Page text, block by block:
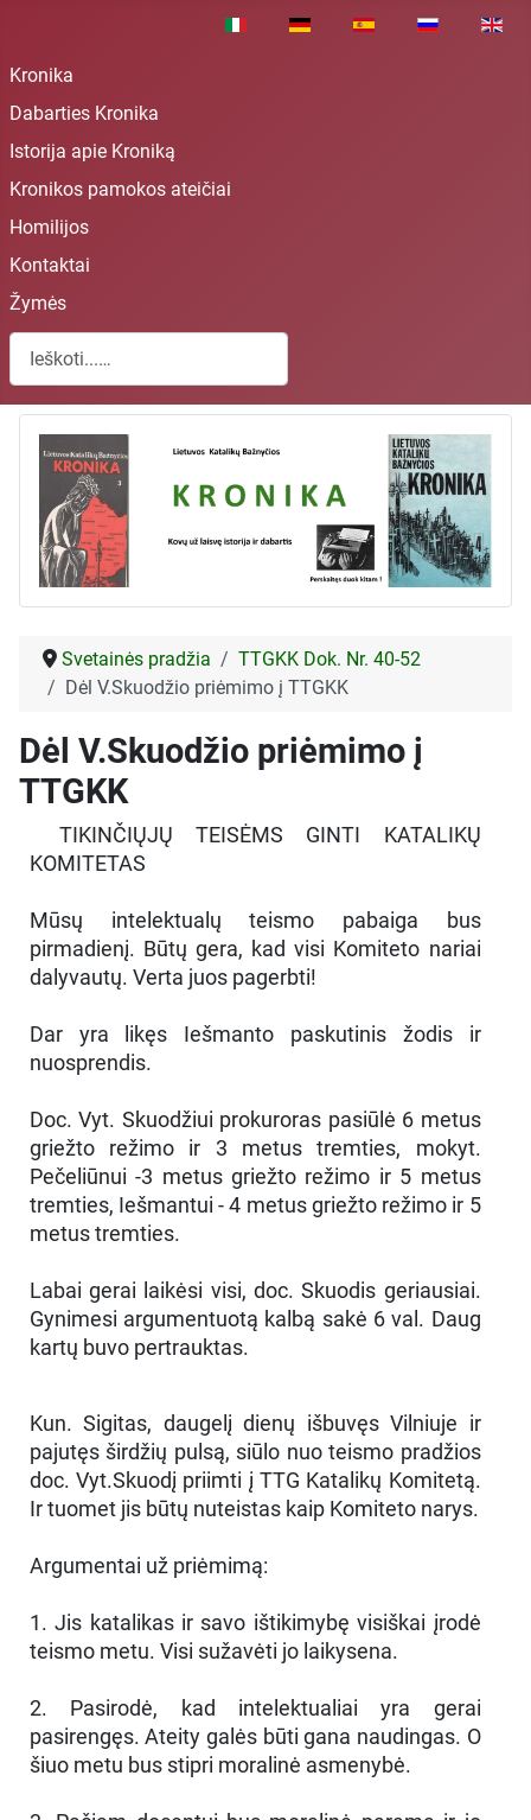
Pasirinkite savo kalbą
Kronika
Dabarties Kronika
Istorija apie Kroniką
Kronikos pamokos ateičiai
Homilijos
Kontaktai
Žymės
Paieška
Svetainės pradžia
TTGKK Dok. Nr. 40-52
Dėl V.Skuodžio priėmimo į TTGKK
Dėl V.Skuodžio priėmimo į
TTGKK
TIKINČIŲJŲ TEISĖMS GINTI KATALIKŲ
KOMITETAS
Mūsų intelektualų teismo pabaiga bus
pirmadienį. Būtų gera, kad visi Komiteto nariai
dalyvautų. Verta juos pagerbti!
Dar yra likęs Iešmanto paskutinis žodis ir
nuosprendis.
Doc. Vyt. Skuodžiui prokuroras pasiūlė 6 metus
griežto režimo ir 3 metus tremties, mokyt.
Pečeliūnui -3 metus griežto režimo ir 5 metus
tremties, Iešmantui - 4 metus griežto režimo ir 5
metus tremties.
Labai gerai laikėsi visi, doc. Skuodis geriausiai.
Gynimesi argumentuotą kalbą sakė 6 val. Daug
kartų buvo pertrauktas.
Kun. Sigitas, daugelį dienų išbuvęs Vilniuje ir
pajutęs širdžių pulsą, siūlo nuo teismo pradžios
doc. Vyt.Skuodį priimti į TTG Katalikų Komitetą.
Ir tuomet jis būtų nuteistas kaip Komiteto narys.
Argumentai už priėmimą:
1. Jis katalikas ir savo ištikimybę visiškai įrodė
teismo metu. Visi sužavėti jo laikysena.
2. Pasirodė, kad intelektualiai yra gerai
pasirengęs. Ateity galės būti gana naudingas. O
šiuo metu bus stipri moralinė asmenybė.